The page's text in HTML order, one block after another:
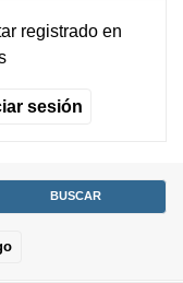
registradoen
sesión